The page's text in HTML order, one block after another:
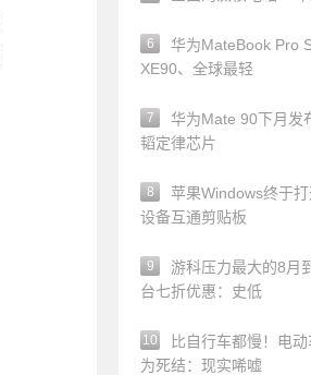
6
华为MateBook Pro
XE90、全球最轻
7
华为Mate 90下月发
韬定律芯片
8
苹果Windows终于
设备互通剪贴板
9
游科压力最大的8月
台七折优惠：史低
10
比自行车都慢！电
为死结：现实唏嘘